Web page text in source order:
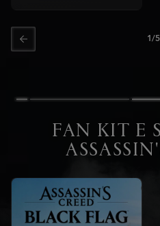
1/5
FAN KIT E